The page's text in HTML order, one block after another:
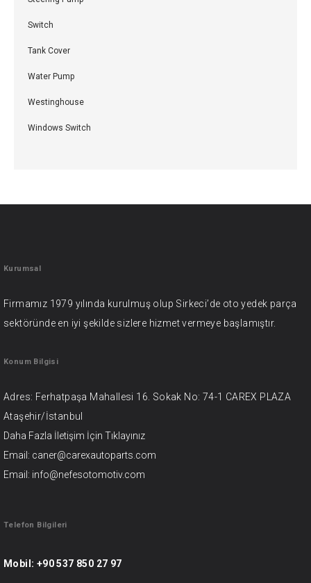
Switch
Tank Cover
Water Pump
Westinghouse
Windows Switch
Kurumsal
Firmamız 1979 yılında kurulmuş olup Sirkeci’de oto yedek parça
sektöründe en iyi şekilde sizlere hizmet vermeye başlamıştır.
Konum Bilgisi
Adres: Ferhatpaşa Mahallesi 16. Sokak No: 74-1 CAREX PLAZA
Ataşehir/İstanbul
Daha Fazla İletişim İçin Tıklayınız
Email: caner@carexautoparts.com
Email: info@nefesotomotiv.com
Telefon Bilgileri
Mobil: +90 537 850 27 97